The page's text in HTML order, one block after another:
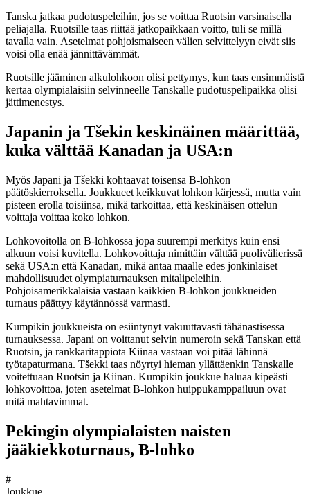
Tanska jatkaa pudotuspeleihin, jos se voittaa Ruotsin varsinaisella
peliajalla. Ruotsille taas riittää jatkopaikkaan voitto, tuli se millä
tavalla vain. Asetelmat pohjoismaiseen välien selvittelyyn eivät siis
voisi olla enää jännittävämmät.
Ruotsille jääminen alkulohkoon olisi pettymys, kun taas ensimmäistä
kertaa olympialaisiin selvinneelle Tanskalle pudotuspelipaikka olisi
jättimenestys.
Japanin ja Tšekin keskinäinen määrittää,
kuka välttää Kanadan ja USA:n
Myös Japani ja Tšekki kohtaavat toisensa B-lohkon
päätöskierroksella. Joukkueet keikkuvat lohkon kärjessä, mutta vain
pisteen erolla toisiinsa, mikä tarkoittaa, että keskinäisen ottelun
voittaja voittaa koko lohkon.
Lohkovoitolla on B-lohkossa jopa suurempi merkitys kuin ensi
alkuun voisi kuvitella. Lohkovoittaja nimittäin välttää puolivälierissä
sekä USA:n että Kanadan, mikä antaa maalle edes jonkinlaiset
mahdollisuudet olympiaturnauksen mitalipeleihin.
Pohjoisamerikkalaisia vastaan kaikkien B-lohkon joukkueiden
turnaus päättyy käytännössä varmasti.
Kumpikin joukkueista on esiintynyt vakuuttavasti tähänastisessa
turnauksessa. Japani on voittanut selvin numeroin sekä Tanskan että
Ruotsin, ja rankkaritappiota Kiinaa vastaan voi pitää lähinnä
työtapaturmana. Tšekki taas nöyrtyi hieman yllättäenkin Tanskalle
voitettuaan Ruotsin ja Kiinan. Kumpikin joukkue haluaa kipeästi
lohkovoittoa, joten asetelmat B-lohkon huippukamppailuun ovat
mitä mahtavimmat.
Pekingin olympialaisten naisten
jääkiekkoturnaus, B-lohko
#
Joukkue